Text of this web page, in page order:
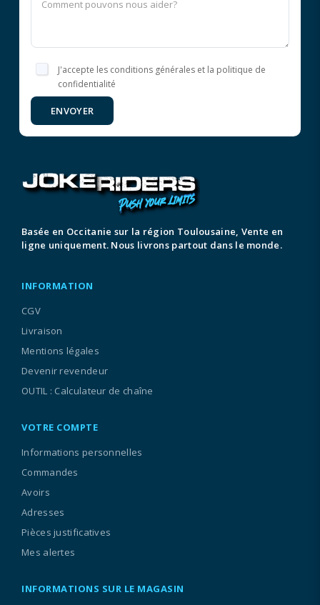
J'accepte les conditions générales et la politique de
confidentialité
ENVOYER
Basée en Occitanie sur la région Toulousaine, Vente en
ligne uniquement. Nous livrons partout dans le monde.
INFORMATION
CGV
Livraison
Mentions légales
Devenir revendeur
OUTIL : Calculateur de chaîne
VOTRE COMPTE
Informations personnelles
Commandes
Avoirs
Adresses
Pièces justificatives
Mes alertes
INFORMATIONS SUR LE MAGASIN